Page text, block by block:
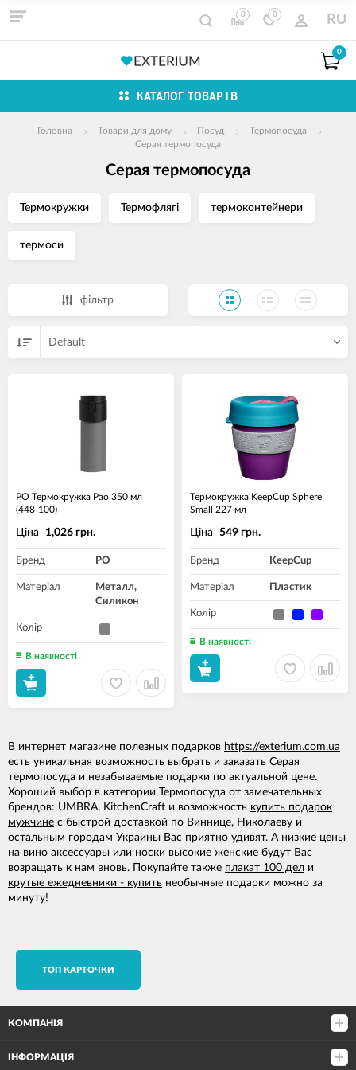
0 0 RU
0
КАТАЛОГ ТОВАРІВ
Головна Товари для дому Посуд
Термопосуда
Серая термопосуда
Серая термопосуда
Термокружки Термофлягі термоконтейнери
термоси
фільтр
Default
PO Термокружка Pao 350 мл
(448-100)
Ціна 1,026 грн.
Бренд PO
Матеріал
Металл,
Силикон
Колір
В наявності
Термокружка KeepCup Sphere
Small 227 мл
Ціна 549 грн.
Бренд KeepCup
Матеріал Пластик
Колір
В наявності
В интернет магазине полезных подарков https://exterium.com.ua
есть уникальная возможность выбрать и заказать Серая
термопосуда и незабываемые подарки по актуальной цене.
Хороший выбор в категории Термопосуда от замечательных
брендов: UMBRA, KitchenCraft и возможность купить подарок
мужчине с быстрой доставкой по Виннице, Николаеву и
остальным городам Украины Вас приятно удивят. А низкие цены
на вино аксессуары или носки высокие женские будут Вас
возращать к нам вновь. Покупайте также плакат 100 дел и
крутые ежедневники - купить необычные подарки можно за
минуту!
TОП КАРТОЧКИ
КОМПАНІЯ
ІНФОРМАЦІЯ